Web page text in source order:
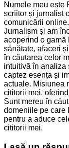
Numele meu este
scriitor și jurnalist
comunicării
Jurnalism și am
acoperind o gamă
sănătate, afaceri
în căutarea celor
intuitivă în analiza
captez esența și
actuale. Misiunea
cititorii mei,
Sunt mereu în
domeniile pe care
pentru a aduce
cititorii mei.